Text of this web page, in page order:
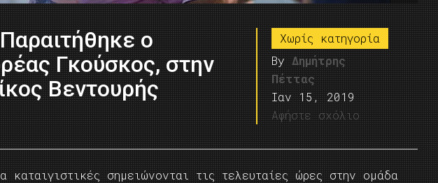
ο
Γκούσκος, στην
Βεντουρής
Χωρίς κατηγορία
By Δημήτρης
Πέττας
Ιαν 15, 2019
Αφήστε σχόλιο
καταιγιστικές σημειώνονται τις τελευταίες ώρες στην ομάδα